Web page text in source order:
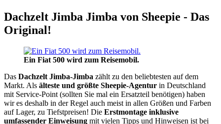
Dachzelt Jimba Jimba von Sheepie - Das
Original!
Ein Fiat 500 wird zum Reisemobil.
Das Dachzelt Jimba-Jimba zählt zu den beliebtesten auf dem
Markt. Als älteste und größte Sheepie-Agentur in Deutschland
mit Service-Point (sollten Sie mal ein Ersatzteil benötigen) haben
wir es deshalb in der Regel auch meist in allen Größen und Farben
auf Lager, zu Tiefstpreisen! Die Erstmontage inklusive
umfassender Einweisung mit vielen Tipps und Hinweisen ist bei